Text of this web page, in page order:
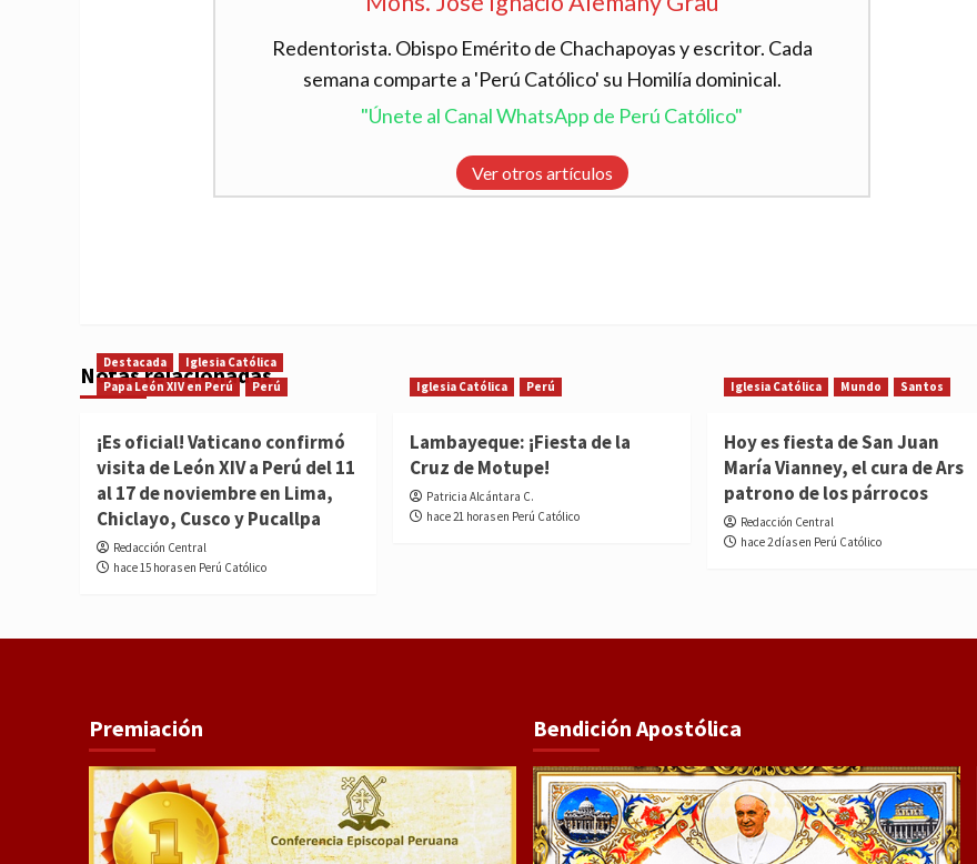
Redentorista. Obispo Emérito de Chachapoyas y escritor. Cada
semana comparte a 'Perú Católico' su Homilía dominical.
"Únete al Canal WhatsApp de Perú Católico"
Ver otros artículos
Notas relacionadas
Destacada
Iglesia Católica
Papa León XIV en Perú
Perú
¡Es oficial! Vaticano confirmó
visita de León XIV a Perú del 11
al 17 de noviembre en Lima,
Chiclayo, Cusco y Pucallpa
Redacción Central
hace 15 horas en Perú Católico
Iglesia Católica Perú
Lambayeque: ¡Fiesta de la
Cruz de Motupe!
Patricia Alcántara C.
hace 21 horas en Perú Católico
Iglesia Católica Mundo Santos
Hoy es fiesta de San Juan
María Vianney, el cura de Ars
patrono de los párrocos
Redacción Central
hace 2 días en Perú Católico
Premiación Bendición Apostólica